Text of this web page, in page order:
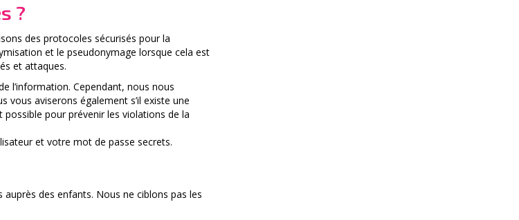
?
des protocoles sécurisés pour la
et le pseudonymage lorsque cela est
et attaques.
l’information. Cependant, nous nous
aviserons également s’il existe une
pour prévenir les violations de la
et votre mot de passe secrets.
des enfants. Nous ne ciblons pas les